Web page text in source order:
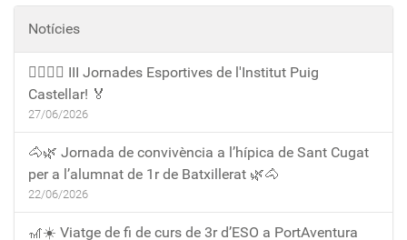
Notícies
🏃‍♀️🏃‍♂️ III Jornades Esportives de l'Institut Puig
Castellar! 🏅
27/06/2026
🐴🌿 Jornada de convivència a l’hípica de Sant Cugat
per a l’alumnat de 1r de Batxillerat 🌿🐴
22/06/2026
🎢☀️ Viatge de fi de curs de 3r d’ESO a PortAventura